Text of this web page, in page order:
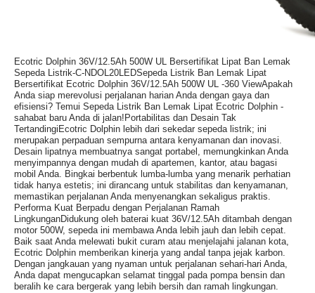
Ecotric Dolphin 36V/12.5Ah 500W UL Bersertifikat Lipat Ban Lemak
Sepeda Listrik-C-NDOL20LEDSepeda Listrik Ban Lemak Lipat
Bersertifikat Ecotric Dolphin 36V/12.5Ah 500W UL -360 ViewApakah
Anda siap merevolusi perjalanan harian Anda dengan gaya dan
efisiensi? Temui Sepeda Listrik Ban Lemak Lipat Ecotric Dolphin -
sahabat baru Anda di jalan!Portabilitas dan Desain Tak
TertandingiEcotric Dolphin lebih dari sekedar sepeda listrik; ini
merupakan perpaduan sempurna antara kenyamanan dan inovasi.
Desain lipatnya membuatnya sangat portabel, memungkinkan Anda
menyimpannya dengan mudah di apartemen, kantor, atau bagasi
mobil Anda. Bingkai berbentuk lumba-lumba yang menarik perhatian
tidak hanya estetis; ini dirancang untuk stabilitas dan kenyamanan,
memastikan perjalanan Anda menyenangkan sekaligus praktis.
Performa Kuat Berpadu dengan Perjalanan Ramah
LingkunganDidukung oleh baterai kuat 36V/12.5Ah ditambah dengan
motor 500W, sepeda ini membawa Anda lebih jauh dan lebih cepat.
Baik saat Anda melewati bukit curam atau menjelajahi jalanan kota,
Ecotric Dolphin memberikan kinerja yang andal tanpa jejak karbon.
Dengan jangkauan yang nyaman untuk perjalanan sehari-hari Anda,
Anda dapat mengucapkan selamat tinggal pada pompa bensin dan
beralih ke cara bergerak yang lebih bersih dan ramah lingkungan.